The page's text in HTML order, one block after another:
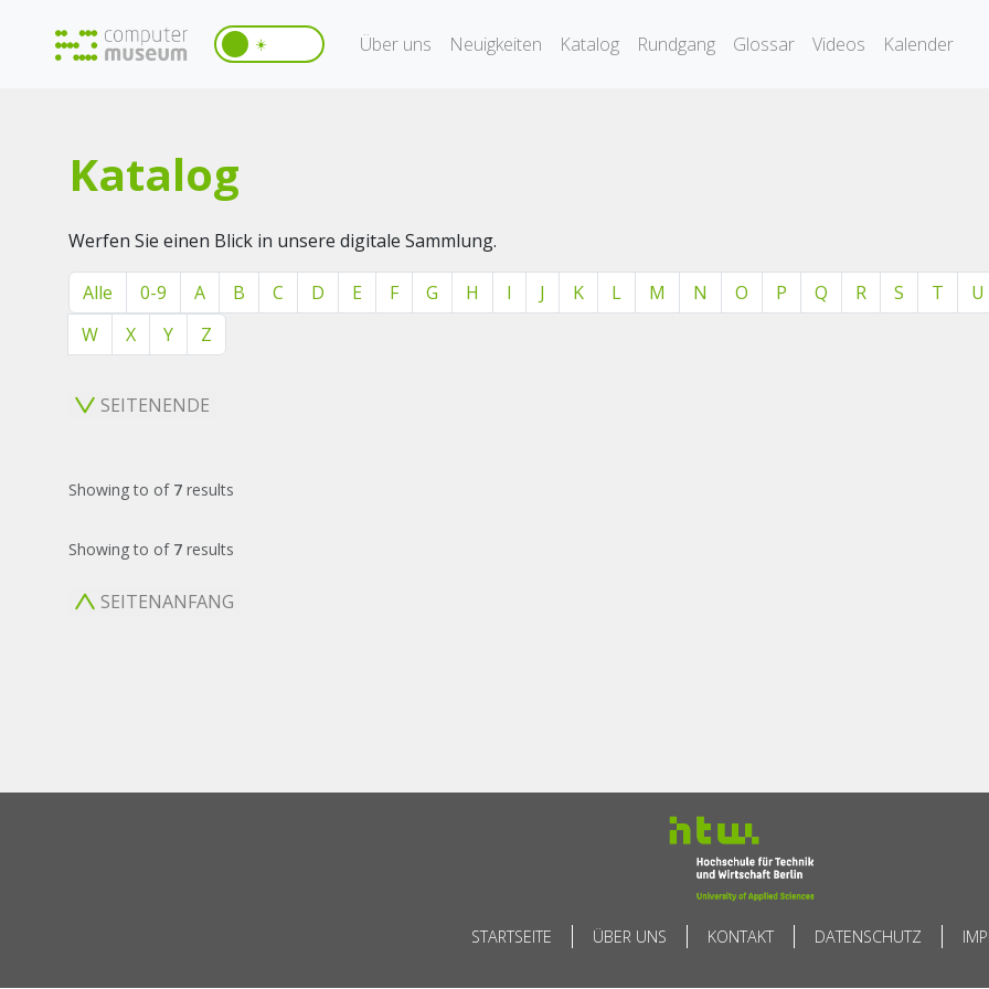
☀️ Über uns Neuigkeiten Katalog Rundgang Glossar Videos Kalender
Katalog
Werfen Sie einen Blick in unsere digitale Sammlung.
Alle 0-9 A B C D E F G H I J K L M N O P Q R S T U
W
X Y Z
SEITENENDE
Showingto of 7 results
Showingto of 7 results
SEITENANFANG
STARTSEITE ÜBER UNS KONTAKT DATENSCHUTZ